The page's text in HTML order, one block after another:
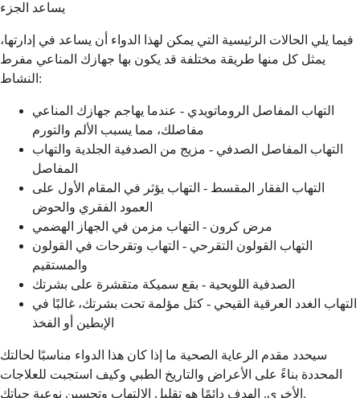
يساعد الجزء
فيما يلي الحالات الرئيسية التي يمكن لهذا الدواء أن يساعد في إدارتها،
يمثل كل منها طريقة مختلفة قد يكون بها جهازك المناعي مفرط
النشاط:
التهاب المفاصل الروماتويدي - عندما يهاجم جهازك المناعي
مفاصلك، مما يسبب الألم والتورم
التهاب المفاصل الصدفي - مزيج من الصدفية الجلدية والتهاب
المفاصل
التهاب الفقار المقسط - التهاب يؤثر في المقام الأول على
العمود الفقري والحوض
مرض كرون - التهاب مزمن في الجهاز الهضمي
التهاب القولون التقرحي - التهاب وتقرحات في القولون
والمستقيم
الصدفية اللويحية - بقع سميكة متقشرة على بشرتك
التهاب الغدد العرقية القيحي - كتل مؤلمة تحت بشرتك، غالبًا في
الإبطين أو الفخذ
سيحدد مقدم الرعاية الصحية ما إذا كان هذا الدواء مناسبًا لحالتك
المحددة بناءً على الأعراض والتاريخ الطبي وكيف استجبت للعلاجات
الأخرى. الهدف دائمًا هو تقليل الالتهاب وتحسين نوعية حياتك.